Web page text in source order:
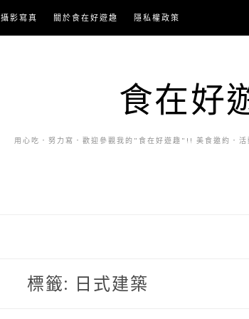
攝影寫真 關於食在好遊趣 隱私權政策
食在好
用心吃．努力寫．歡迎參觀我的"食在好遊趣"!! 美食邀約
標籤: 日式建築